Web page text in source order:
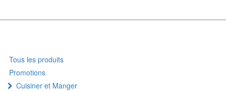
Tous les produits
Promotions
Cuisiner et Manger